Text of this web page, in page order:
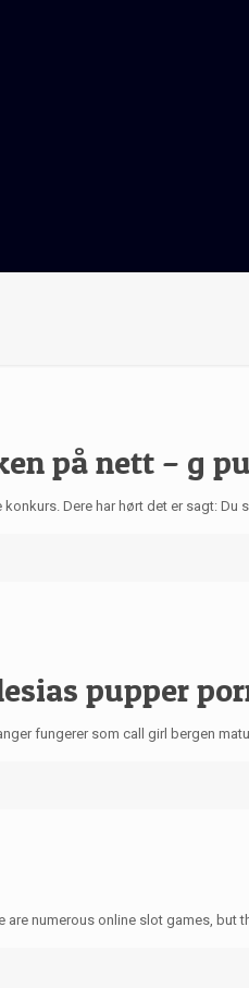
på nett – g
Dere har hørt det er sagt: Du
pupper
fungerer som call girl bergen
are numerous online slot games,